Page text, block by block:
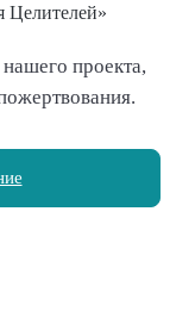
Целителей»
проекта,